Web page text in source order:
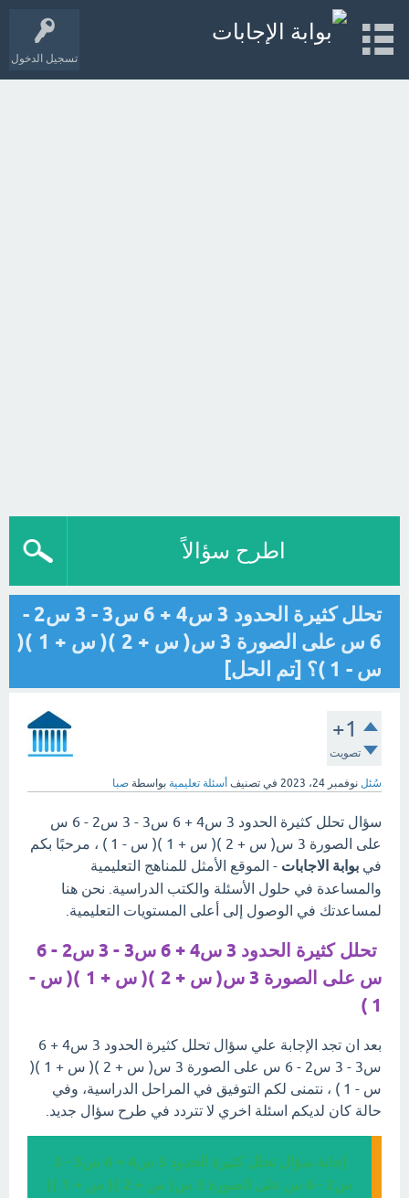
تسجيل الدخول
اطرح سؤالاً
تحلل كثيرة الحدود 3 س4 + 6 س3 - 3 س2 -
6 س على الصورة 3 س( س + 2 )( س + 1 )(
س - 1 )؟ [تم الحل]
+1
تصويت
سُئل نوفمبر 24، 2023 في تصنيف أسئلة تعليمية بواسطة صبا
سؤال تحلل كثيرة الحدود 3 س4 + 6 س3 - 3 س2 - 6 س
على الصورة 3 س( س + 2 )( س + 1 )( س - 1 ) ، مرحبًا بكم
في بوابة الاجابات - الموقع الأمثل للمناهج التعليمية
والمساعدة في حلول الأسئلة والكتب الدراسية. نحن هنا
لمساعدتك في الوصول إلى أعلى المستويات التعليمية.
تحلل كثيرة الحدود 3 س4 + 6 س3 - 3 س2 - 6
س على الصورة 3 س( س + 2 )( س + 1 )( س -
1 )
بعد ان تجد الإجابة علي سؤال تحلل كثيرة الحدود 3 س4 + 6
س3 - 3 س2 - 6 س على الصورة 3 س( س + 2 )( س + 1 )(
س - 1 ) ، نتمنى لكم التوفيق في المراحل الدراسية، وفي
حالة كان لديكم اسئلة اخري لا تتردد في طرح سؤال جديد.
إجابة سؤال تحلل كثيرة الحدود 3 س4 + 6 س3 - 3
س2 - 6 س على الصورة 3 س( س + 2 )( س + 1 )(